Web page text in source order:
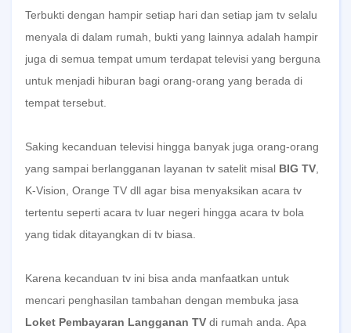
Terbukti dengan hampir setiap hari dan setiap jam tv selalu
menyala di dalam rumah, bukti yang lainnya adalah hampir
juga di semua tempat umum terdapat televisi yang berguna
untuk menjadi hiburan bagi orang-orang yang berada di
tempat tersebut.
Saking kecanduan televisi hingga banyak juga orang-orang
yang sampai berlangganan layanan tv satelit misal BIG TV
K-Vision, Orange TV dll agar bisa menyaksikan acara tv
tertentu seperti acara tv luar negeri hingga acara tv bola
yang tidak ditayangkan di tv biasa.
Karena kecanduan tv ini bisa anda manfaatkan untuk
mencari penghasilan tambahan dengan membuka jasa
Loket Pembayaran Langganan TV di rumah anda. Apa